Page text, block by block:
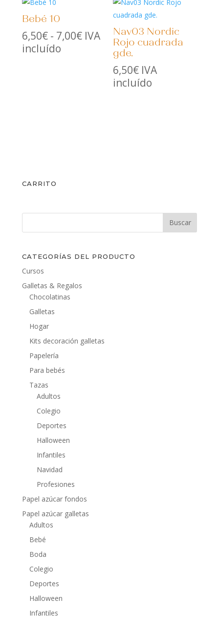
7,00€
6,50€
7,00€
Bebé 10
6,50€ - 7,00€Rango
precios:
IVA
incluído
Nav03 Nordic
Rojo cuadrada
gde.
6,50€ IVA
incluído
CARRITO
CATEGORÍAS DEL PRODUCTO
Cursos
Galletas & Regalos
Chocolatinas
Galletas
Hogar
Kits decoración galletas
Papelería
Para bebés
Tazas
Adultos
Colegio
Deportes
Halloween
Infantiles
Navidad
Profesiones
Papel azúcar fondos
Papel azúcar galletas
Adultos
Bebé
Boda
Colegio
Deportes
Halloween
Infantiles